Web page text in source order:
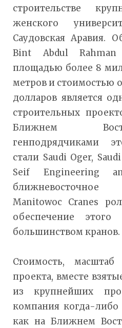
строительстве
женского
Саудовская Аравия.
Bint Abdul
площадью более 8
метров и стоимостью
долларов является
строительных
Ближнем
генподрядчиками
стали Saudi Oger,
Seif Engineering
ближневосточное
Manitowoc Cranes
обеспечение этого
большинством кранов.
Стоимость,
проекта, вместе
из крупнейших
компания когда-либо
как на Ближнем